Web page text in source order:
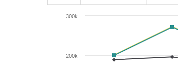
200k
300k